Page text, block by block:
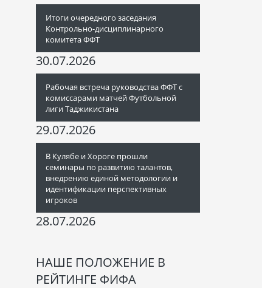
Итоги очередного заседания
Контрольно-дисциплинарного
комитета ФФТ
30.07.2026
Рабочая встреча руководства ФФТ с
комиссарами матчей Футбольной
лиги Таджикистана
29.07.2026
В Кулябе и Хороге прошли
семинары по развитию талантов,
внедрению единой методологии и
идентификации перспективных
игроков
28.07.2026
НАШЕ ПОЛОЖЕНИЕ В
РЕЙТИНГЕ ФИФА